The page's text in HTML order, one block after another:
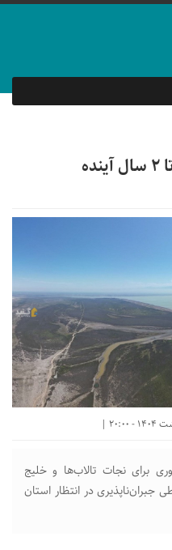
برای نجات تالاب‌ها و خلیج
در انتظار استان